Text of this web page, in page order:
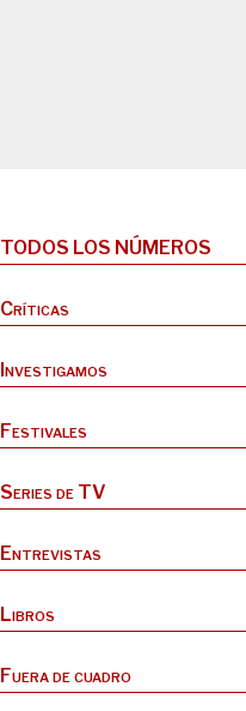
TODOS LOS NÚMEROS
Críticas
Investigamos
Festivales
Series de TV
Entrevistas
Libros
Fuera de cuadro